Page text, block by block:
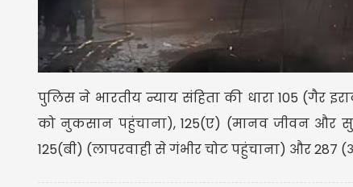
पुलिस ने भारतीय न्याय संहिता की धारा 105 (गैर
को नुकसान पहुंचाना), 125(ए) (मानव जीवन और
125(बी) (लापरवाही से गंभीर चोट पहुंचाना) और